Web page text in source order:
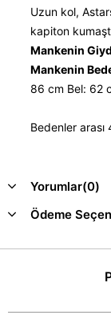
Uzun kol,
kapiton
Mankenin
Mankenin
86 cm Bel: 62
Bedenler arası
Yorumlar(0)
Ödeme